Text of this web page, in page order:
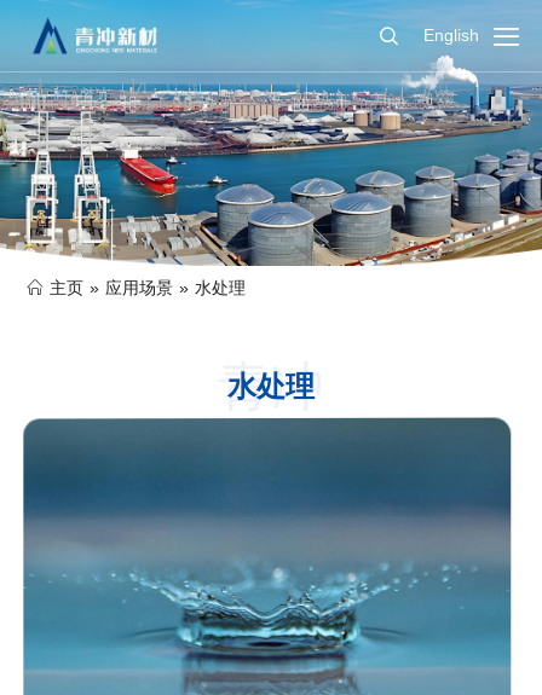
English
主页 » 应用场景 » 水处理
青冲
水处理